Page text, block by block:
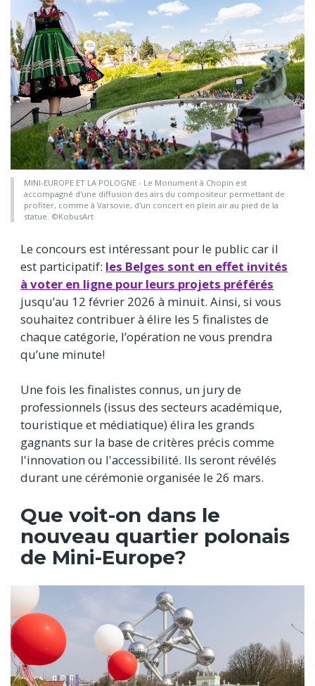
MINI-EUROPE ET LA POLOGNE - Le Monument à Chopin est
accompagné d'une diffusion des airs du compositeur permettant de
profiter, comme à Varsovie, d'un concert en plein air au pied de la
statue. ©KobusArt
Le concours est intéressant pour le public car il
est participatif: les Belges sont en effet invités
à voter en ligne pour leurs projets préférés
jusqu’au 12 février 2026 à minuit. Ainsi, si vous
souhaitez contribuer à élire les 5 finalistes de
chaque catégorie, l’opération ne vous prendra
qu’une minute!
Une fois les finalistes connus, un jury de
professionnels (issus des secteurs académique,
touristique et médiatique) élira les grands
gagnants sur la base de critères précis comme
l'innovation ou l'accessibilité. Ils seront révélés
durant une cérémonie organisée le 26 mars.
Que voit-on dans le
nouveau quartier polonais
de Mini-Europe?